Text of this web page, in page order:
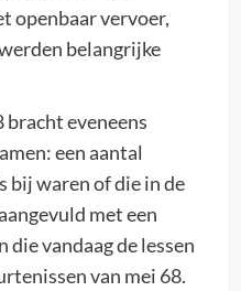
openbaar vervoer,
belangrijke
eveneens
een aantal
bij waren of die in de
met een
die vandaag de lessen
van mei 68.